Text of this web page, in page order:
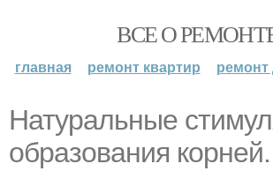
ВСЕ О
главная ремонт квартир
Натуральные
образования корней.